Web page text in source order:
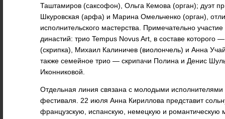
Таштамиров (саксофон), Ольга Кемова (орган); дуэт
Шкуровская (арфа) и Марина Омельченко (орган),
исполнительского мастерства. Примечательно
династий: трио Tempus Novus Art, в составе которого
(скрипка), Михаил Калиничев (виолончель) и Анна
также семейное трио — скрипачи Полина и Денис
Иконниковой.
Отдельная линия связана с молодыми
фестиваля. 22 июля Анна Кириллова представит
французскую, испанскую, немецкую и